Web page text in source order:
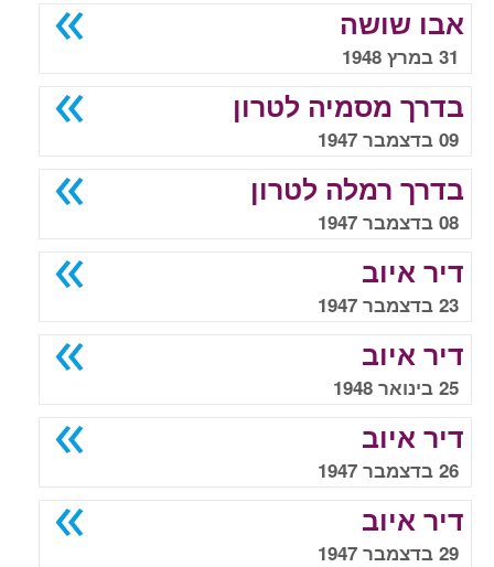
אבו שושה
31 במרץ 1948
בדרך מסמיה לטרון
09 בדצמבר 1947
בדרך רמלה לטרון
08 בדצמבר 1947
דיר איוב
23 בדצמבר 1947
דיר איוב
25 בינואר 1948
דיר איוב
26 בדצמבר 1947
דיר איוב
29 בדצמבר 1947